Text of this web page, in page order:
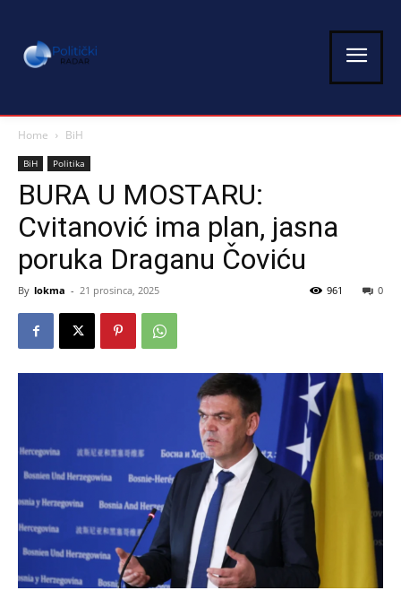
Home BiH
BiH Politika
BURA U MOSTARU:
Cvitanović ima plan, jasna
poruka Draganu Čoviću
By lokma - 21 prosinca, 2025 0
961